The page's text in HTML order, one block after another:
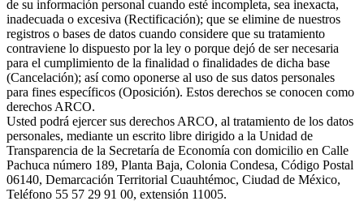
de su información personal cuando esté incompleta, sea inexacta,
inadecuada o excesiva (Rectificación); que se elimine de nuestros
registros o bases de datos cuando considere que su tratamiento
contraviene lo dispuesto por la ley o porque dejó de ser necesaria
para el cumplimiento de la finalidad o finalidades de dicha base
(Cancelación); así como oponerse al uso de sus datos personales
para fines específicos (Oposición). Estos derechos se conocen como
derechos ARCO.
Usted podrá ejercer sus derechos ARCO, al tratamiento de los datos
personales, mediante un escrito libre dirigido a la Unidad de
Transparencia de la Secretaría de Economía con domicilio en Calle
Pachuca número 189, Planta Baja, Colonia Condesa, Código Postal
06140, Demarcación Territorial Cuauhtémoc, Ciudad de México,
Teléfono 55 57 29 91 00, extensión 11005.